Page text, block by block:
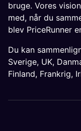
bruge. Vores
med, når du
blev PriceRunner
Du kan
Sverige, UK,
Finland, Frankrig,